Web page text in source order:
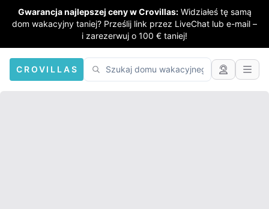
Gwarancja najlepszej ceny w Crovillas: Widziałeś tę samą
dom wakacyjny taniej? Prześlij link przez LiveChat lub e-mail –
i zarezerwuj o 100 € taniej!
CROVILLAS